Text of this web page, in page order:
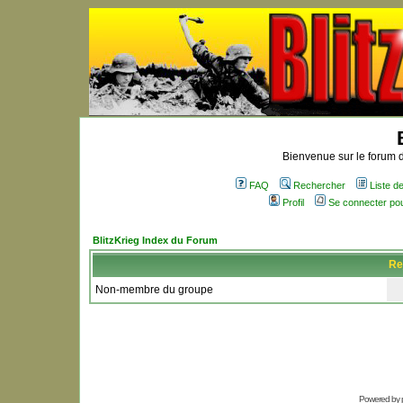
Bienvenue sur le forum
FAQ Rechercher
Liste
Profil
Se connecter
BlitzKrieg Index du Forum
Non-membre du groupe
Powered by